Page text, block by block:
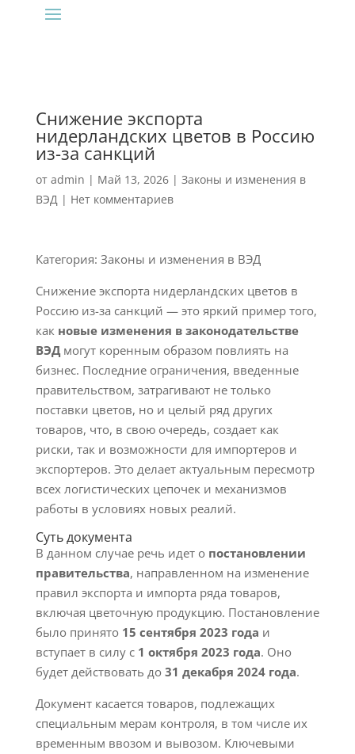
Снижение экспорта
нидерландских цветов в Россию
из-за санкций
от admin | Май 13, 2026| Законы и изменения в
ВЭД| Нет комментариев
Категория: Законы и изменения в ВЭД
Снижение экспорта нидерландских цветов в
Россию из-за санкций — это яркий пример того,
как новые изменения в законодательстве
ВЭДмогут коренным образом повлиять на
бизнес. Последние ограничения, введенные
правительством, затрагивают не только
поставки цветов, но и целый ряд других
товаров, что, в свою очередь, создает как
риски, так и возможности для импортеров и
экспортеров. Это делает актуальным пересмотр
всех логистических цепочек и механизмов
работы в условиях новых реалий.
Суть документа
В данном случае речь идет о постановлении
правительства, направленном на изменение
правил экспорта и импорта ряда товаров,
включая цветочную продукцию. Постановление
было принято 15 сентября 2023 года и
вступает в силу с 1 октября 2023 года. Оно
будет действовать до 31 декабря 2024 года.
Документ касается товаров, подлежащих
специальным мерам контроля, в том числе их
временным ввозом и вывозом. Ключевыми